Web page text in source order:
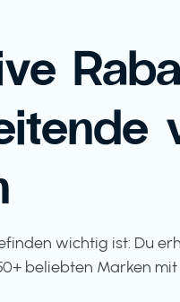
wichtig ist: Du
beliebten Marken